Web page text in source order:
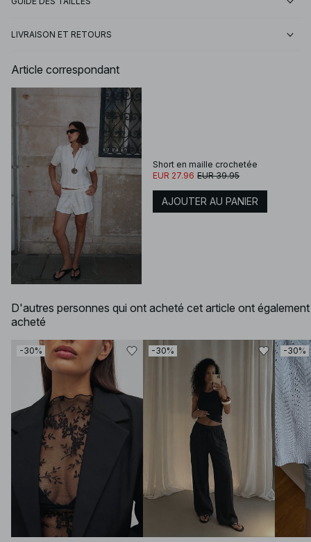
LIVRAISON ET RETOURS
Article correspondant
Short en maille crochetée
EUR 27.96 EUR 39.95
AJOUTER AU PANIER
D'autres personnes qui ont acheté cet article ont également
acheté
-30% -30% -30%